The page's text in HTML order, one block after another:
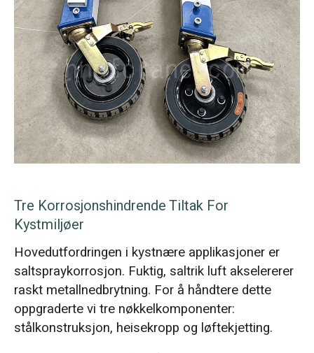
Tre Korrosjonshindrende Tiltak For
Kystmiljøer
Hovedutfordringen i kystnære applikasjoner er
saltspraykorrosjon. Fuktig, saltrik luft akselererer
raskt metallnedbrytning. For å håndtere dette
oppgraderte vi tre nøkkelkomponenter:
stålkonstruksjon, heisekropp og løftekjetting.